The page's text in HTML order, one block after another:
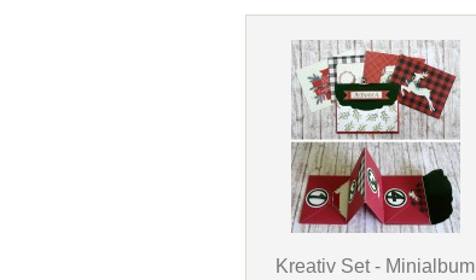
Kreativ Set - Minialbum